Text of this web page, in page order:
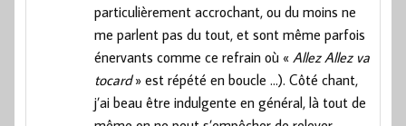
particulièrement accrochant, ou du moins ne
me parlent pas du tout, et sont même parfois
énervants comme ce refrain où « Allez Allez va
tocard» est répété en boucle …). Côté chant,
j’ai beau être indulgente en général, là tout de